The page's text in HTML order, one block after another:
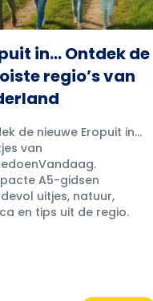
in… Ontdek de
regio’s van
de nieuwe Eropuit in...
van
A5-gidsen
uitjes, natuur,
en tips uit de regio.